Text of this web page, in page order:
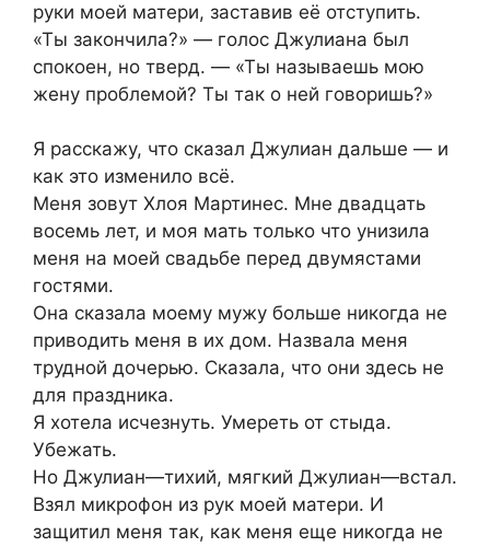
руки моей матери, заставив её отступить.
«Ты закончила?» — голос Джулиана был
спокоен, но тверд. — «Ты называешь мою
жену проблемой? Ты так о ней говоришь?»
Я расскажу, что сказал Джулиан дальше — и
как это изменило всё.
Меня зовут Хлоя Мартинес. Мне двадцать
восемь лет, и моя мать только что унизила
меня на моей свадьбе перед двумястами
гостями.
Она сказала моему мужу больше никогда не
приводить меня в их дом. Назвала меня
трудной дочерью. Сказала, что они здесь не
для праздника.
Я хотела исчезнуть. Умереть от стыда.
Убежать.
Но Джулиан—тихий, мягкий Джулиан—встал.
Взял микрофон из рук моей матери. И
защитил меня так, как меня еще никогда не